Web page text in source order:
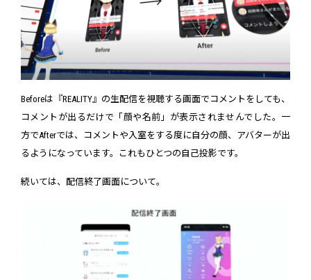
Beforeは『REALITY』の生配信を視聴する画面でコメントをしても、
コメントが出るだけで「顔や名前」が表示されませんでした。一
方でAfterでは、コメントや入室をする度に自分の顔、アバターが出
るようになっています。これもひとつの自己投影です。
続いては、配信終了画面について。